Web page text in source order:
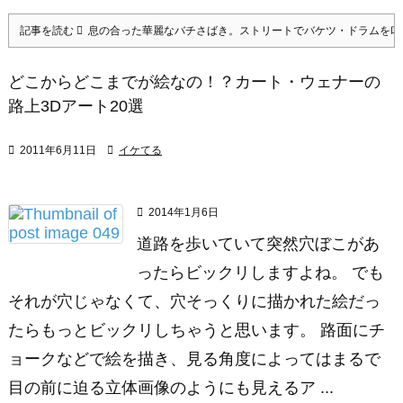
記事を読む 息の合った華麗なバチさばき。ストリートでバケツ・ドラムを
どこからどこまでが絵なの！？カート・ウェナーの
路上3Dアート20選
 2011年6月11日  イケてる
 2014年1月6日
道路を歩いていて突然穴ぼこがあ
ったらビックリしますよね。 でも
それが穴じゃなくて、穴そっくりに描かれた絵だっ
たらもっとビックリしちゃうと思います。 路面にチ
ョークなどで絵を描き、見る角度によってはまるで
目の前に迫る立体画像のようにも見えるア ...